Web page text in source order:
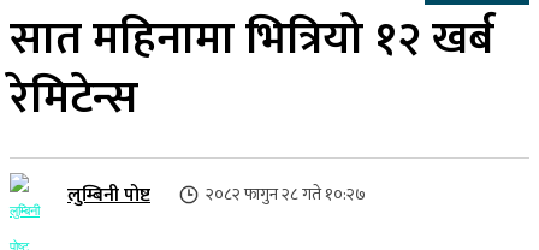
सात महिनामा भित्रियो १२ खर्ब
रेमिटेन्स
लुम्बिनी पोष्ट २०८२ फागुन २८ गते १०:२७